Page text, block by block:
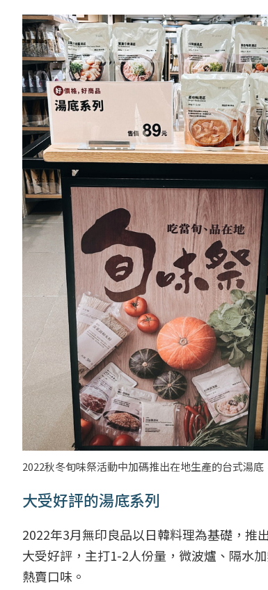
2022秋冬旬味祭活動中加碼推出在地生產的台式湯
大受好評的湯底系列
2022年3月無印良品以日韓料理為基礎，推
大受好評，主打1-2人份量，微波爐、隔水
熱賣口味。